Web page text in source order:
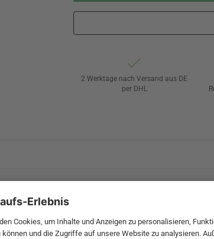
2 Werktage nach Versand aus DE
per DHL